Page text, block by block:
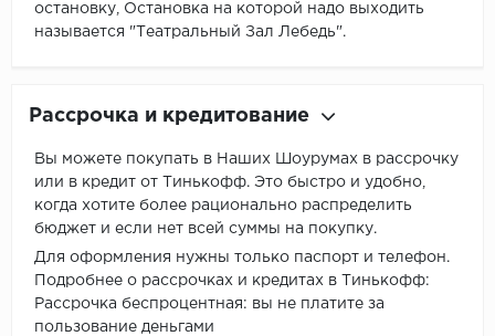
остановку, Остановка на которой надо выходить
называется "Театральный Зал Лебедь".
Рассрочка и кредитование
Вы можете покупать в Наших Шоурумах в рассрочку
или в кредит от Тинькофф. Это быстро и удобно,
когда хотите более рационально распределить
бюджет и если нет всей суммы на покупку.
Для оформления нужны только паспорт и телефон.
Подробнее о рассрочках и кредитах в Тинькофф:
Рассрочка беспроцентная: вы не платите за
пользование деньгами